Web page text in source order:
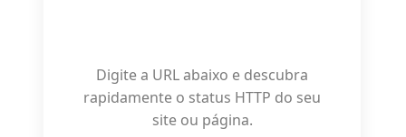
Digite a URL abaixo e descubra
rapidamente o status HTTP do seu
site ou página.